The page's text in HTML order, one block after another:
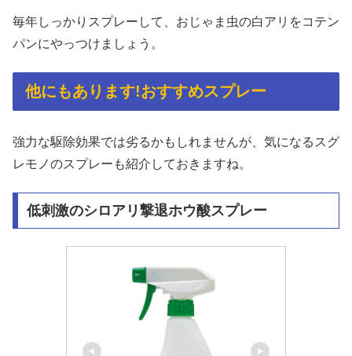
毎年しっかりスプレーして、おじゃま虫の白アリをコテン
パンにやっつけましょう。
他にもあります!おすすめスプレー
強力な駆除効果では劣るかもしれませんが、気になるスグ
レモノのスプレーも紹介しておきますね。
低刺激のシロアリ撃退ホウ酸スプレー